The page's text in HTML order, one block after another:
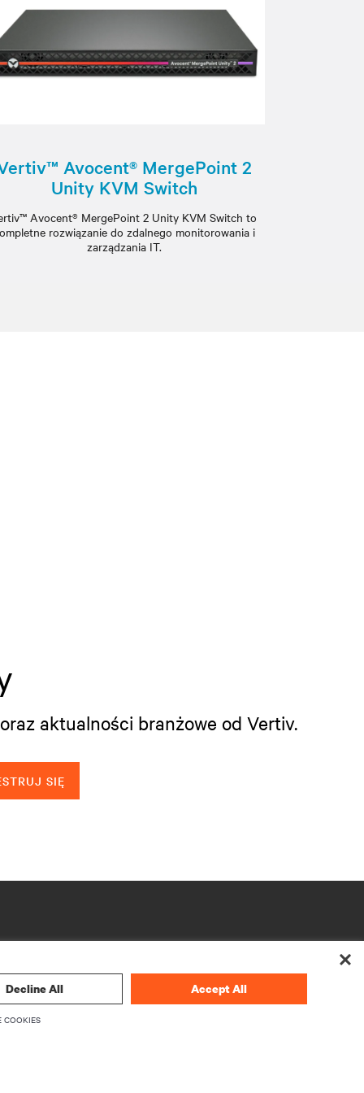
Avocent® MergePoint 2
Unity KVM Switch
Avocent® MergePoint 2 Unity KVM Switch to
rozwiązanie do zdalnego monitorowania i
zarządzania IT.
aktualności branżowe od Vertiv.
SIĘ
Decline All Accept All
COOKIES